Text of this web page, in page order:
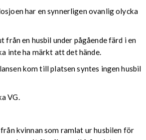
har en synnerligen ovanlig olycka
från en husbil under pågående färd i en
inte ha märkt att det hände.
kom till platsen syntes ingen husbil
VG.
kvinnan som ramlat ur husbilen för